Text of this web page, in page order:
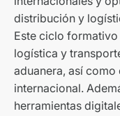
distribución y
Este ciclo
logística y
aduanera, así
internacional.
herramientas